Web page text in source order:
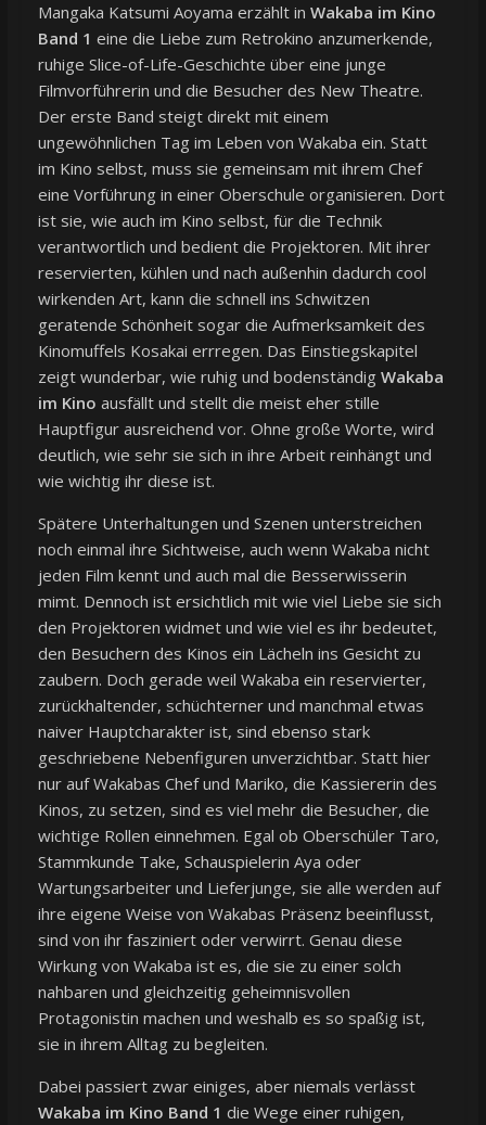
Mangaka Katsumi Aoyama erzählt in Wakaba im Kino
Band 1 eine die Liebe zum Retrokino anzumerkende,
ruhige Slice-of-Life-Geschichte über eine junge
Filmvorführerin und die Besucher des New Theatre.
Der erste Band steigt direkt mit einem
ungewöhnlichen Tag im Leben von Wakaba ein. Statt
im Kino selbst, muss sie gemeinsam mit ihrem Chef
eine Vorführung in einer Oberschule organisieren. Dort
ist sie, wie auch im Kino selbst, für die Technik
verantwortlich und bedient die Projektoren. Mit ihrer
reservierten, kühlen und nach außenhin dadurch cool
wirkenden Art, kann die schnell ins Schwitzen
geratende Schönheit sogar die Aufmerksamkeit des
Kinomuffels Kosakai errregen. Das Einstiegskapitel
zeigt wunderbar, wie ruhig und bodenständig Wakaba
im Kino ausfällt und stellt die meist eher stille
Hauptfigur ausreichend vor. Ohne große Worte, wird
deutlich, wie sehr sie sich in ihre Arbeit reinhängt und
wie wichtig ihr diese ist.
Spätere Unterhaltungen und Szenen unterstreichen
noch einmal ihre Sichtweise, auch wenn Wakaba nicht
jeden Film kennt und auch mal die Besserwisserin
mimt. Dennoch ist ersichtlich mit wie viel Liebe sie sich
den Projektoren widmet und wie viel es ihr bedeutet,
den Besuchern des Kinos ein Lächeln ins Gesicht zu
zaubern. Doch gerade weil Wakaba ein reservierter,
zurückhaltender, schüchterner und manchmal etwas
naiver Hauptcharakter ist, sind ebenso stark
geschriebene Nebenfiguren unverzichtbar. Statt hier
nur auf Wakabas Chef und Mariko, die Kassiererin des
Kinos, zu setzen, sind es viel mehr die Besucher, die
wichtige Rollen einnehmen. Egal ob Oberschüler Taro,
Stammkunde Take, Schauspielerin Aya oder
Wartungsarbeiter und Lieferjunge, sie alle werden auf
ihre eigene Weise von Wakabas Präsenz beeinflusst,
sind von ihr fasziniert oder verwirrt. Genau diese
Wirkung von Wakaba ist es, die sie zu einer solch
nahbaren und gleichzeitig geheimnisvollen
Protagonistin machen und weshalb es so spaßig ist,
sie in ihrem Alltag zu begleiten.
Dabei passiert zwar einiges, aber niemals verlässt
Wakaba im Kino Band 1 die Wege einer ruhigen,